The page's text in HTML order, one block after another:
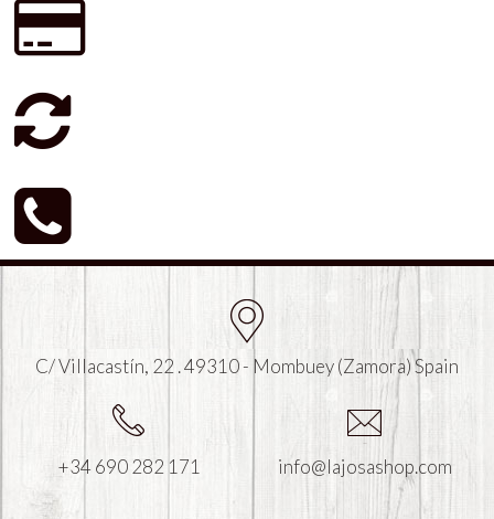
C/ Villacastín, 22 . 49310 - Mombuey (Zamora) Spain
+34 690 282 171 info@lajosashop.com